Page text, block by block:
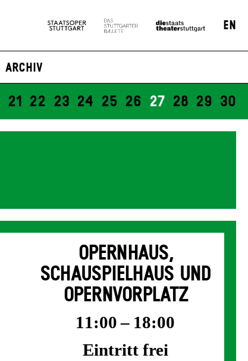
EN
Archiv
21 22 23 24 25 26 27 28 29 30
OPERNHAUS,
SCHAUSPIELHAUS UND
OPERNVORPLATZ
11:00 – 18:00
Eintritt frei